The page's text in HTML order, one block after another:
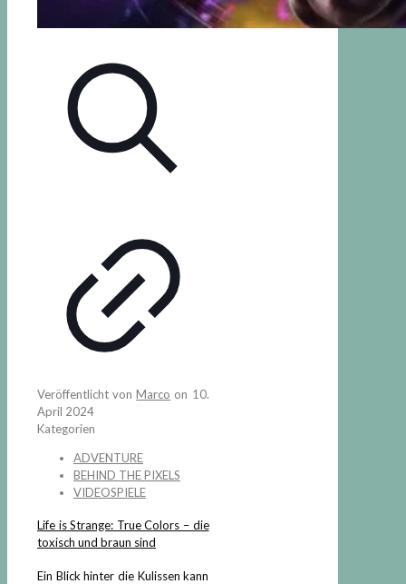
Veröffentlicht vonMarco on 10.
April 2024
Kategorien
ADVENTURE
BEHIND THE PIXELS
VIDEOSPIELE
Life is Strange: True Colors – die
toxisch und braun sind
Ein Blick hinter die Kulissen kann